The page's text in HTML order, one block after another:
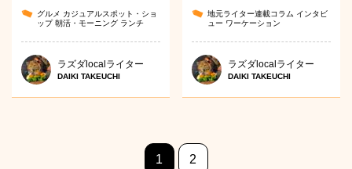
グルメ カジュアルスポット・ショ
ップ朝活・モーニング ランチ
ラズダlocalライター
DAIKI TAKEUCHI
地元ライター連載コラム インタビ
ュー ワーケーション
ラズダlocalライター
DAIKI TAKEUCHI
1 2